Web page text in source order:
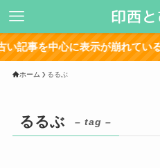
事を中心に表示が崩れている
ホーム るるぶ
るるぶ – tag –